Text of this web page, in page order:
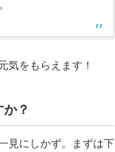
をもらえます！
？
見にしかず。まずは下